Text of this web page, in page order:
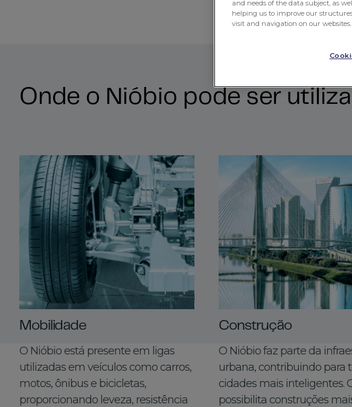
Onde o Nióbio pode ser
Mobilidade
O Nióbio está presente em ligas
utilizadas em veículos como carros,
motos, ônibus e bicicletas,
proporcionando leveza, resistência
Construção
O Nióbio faz parte da
urbana, contribuindo para
cidades mais inteligentes.
possibilita construções
and needs of the data subject, as
helping us to improve our
visit and navigation on our websites.